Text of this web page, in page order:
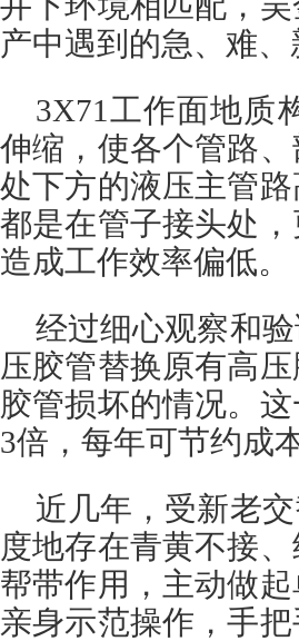
产中遇到的急、难、
3X71工作面地质
伸缩，使各个管路
处下方的液压主管
都是在管子接头处
造成工作效率偏低。
经过细心观察和
压胶管替换原有高
胶管损坏的情况。
3倍，每年可节约成
近几年，受新老
度地存在青黄不接
帮带作用，主动做
亲身示范操作，手